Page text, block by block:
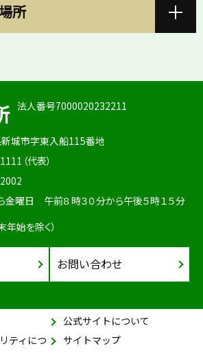
所
法人番号7000020232211
城市字東入船115番地
（代表）
金曜日 午前８時３０分から午後５時１５分
年始を除く）
お問い合わせ
公式サイトについて
ティにつ
サイトマップ